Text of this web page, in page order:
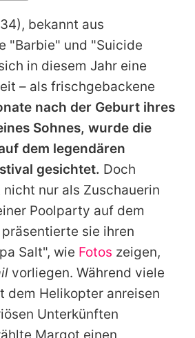
auf Promiflash
Jobs
runterladen
Team
Richtlinien
Impressum
verwalten
bekannt aus
"Barbie" und "Suicide
in diesem Jahr eine
– als frischgebackene
nach der Geburt ihres
Sohnes, wurde die
dem legendären
gesichtet. Doch
nur als Zuschauerin
Poolparty auf dem
sie ihren
Salt", wie Fotos zeigen,
vorliegen. Während viele
dem Helikopter anreisen
Unterkünften